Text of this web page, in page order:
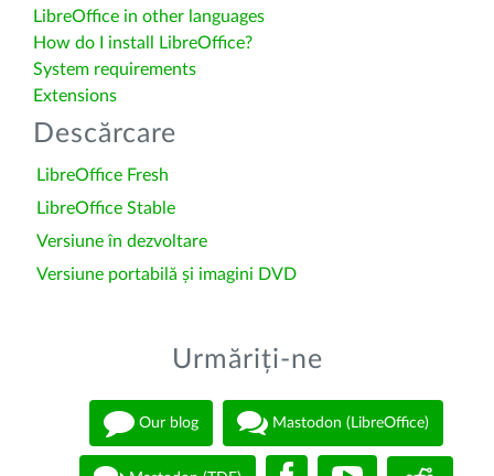
LibreOffice in other languages
How do I install LibreOffice?
System requirements
Extensions
Descărcare
LibreOffice Fresh
LibreOffice Stable
Versiune în dezvoltare
Versiune portabilă și imagini DVD
Urmăriți-ne
Our blog Mastodon (LibreOffice)